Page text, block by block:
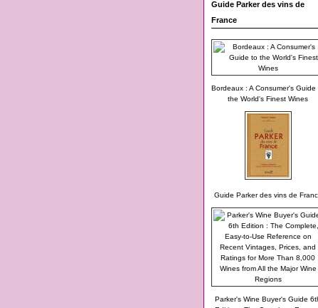
Guide Parker des vins de
France
Bordeaux : A Consumer's Guide
the World's Finest Wines
Guide Parker des vins de
Parker's Wine Buyer's Guide